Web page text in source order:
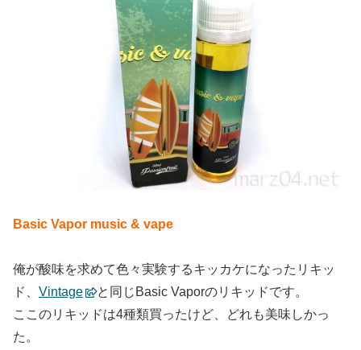
Basic Vapor music & vape
俺が酸味を求めて色々実験するキッカケになったリキッ
ド、 Vintage
と同じBasic Vaporのリキッドです。
ここのリキッドは4種類買ったけど、どれも美味しかっ
た。